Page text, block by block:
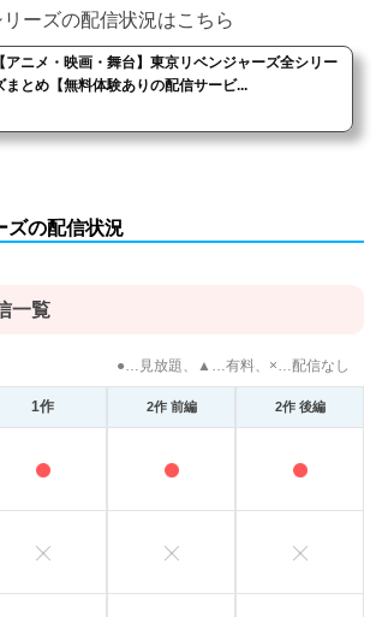
ーズの配信状況はこちら
【アニメ・映画・舞台】東京リベンジャーズ全シリー
まとめ【無料体験ありの配信サービ...
ズの配信状況
一覧
●…見放題、▲…有料、×…配信なし
1作 2作 前編 2作 後編